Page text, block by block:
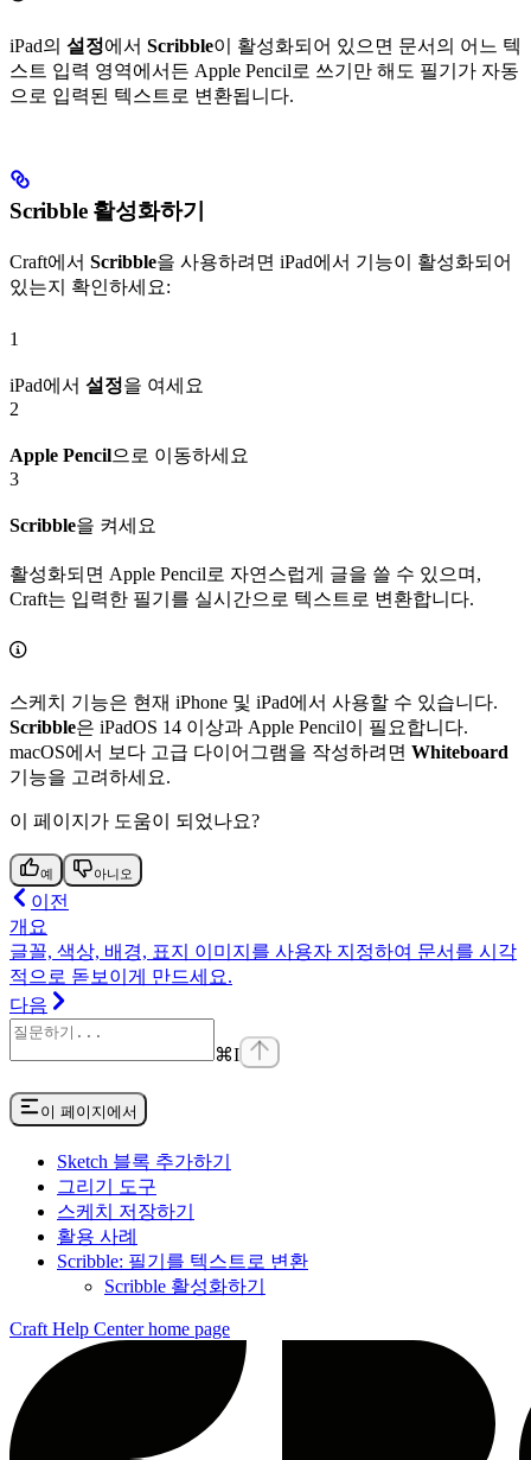
iPad의 설정에서 Scribble이 활성화되어 있으면 문서의 어느 텍
스트 입력 영역에서든 Apple Pencil로 쓰기만 해도 필기가 자동
으로 입력된 텍스트로 변환됩니다.
Scribble활성화하기
Craft에서 Scribble을 사용하려면 iPad에서 기능이 활성화되어
있는지 확인하세요:
1
iPad에서 설정을 여세요
2
Apple Pencil으로 이동하세요
3
Scribble을 켜세요
활성화되면 Apple Pencil로 자연스럽게 글을 쓸 수 있으며,
Craft는 입력한 필기를 실시간으로 텍스트로 변환합니다.
스케치 기능은 현재 iPhone 및 iPad에서 사용할 수 있습니다.
Scribble은 iPadOS 14 이상과 Apple Pencil이 필요합니다.
macOS에서 보다 고급 다이어그램을 작성하려면 Whiteboard
기능을 고려하세요.
이 페이지가 도움이 되었나요?
예 아니오
이전
개요
글꼴, 색상, 배경, 표지 이미지를 사용자 지정하여 문서를 시각
적으로 돋보이게 만드세요.
다음
⌘I
이 페이지에서
Sketch 블록 추가하기
그리기 도구
스케치 저장하기
활용 사례
Scribble: 필기를 텍스트로 변환
Scribble 활성화하기
Craft Help Centerhome page